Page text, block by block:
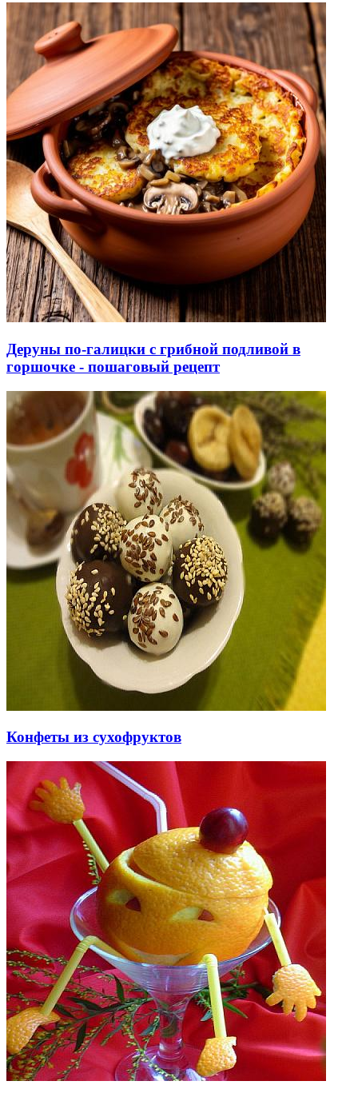
Деруны по-галицки с грибной подливой в
горшочке - пошаговый рецепт
Конфеты из сухофруктов